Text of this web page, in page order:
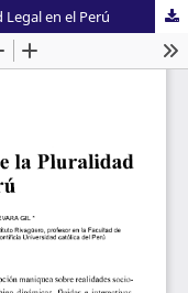
Legal en el Perú